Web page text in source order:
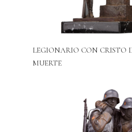
LEGIONARIO CON CRISTO
MUERTE